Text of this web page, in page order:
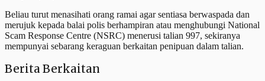
Beliau turut menasihati orang ramai agar sentiasa berwaspada dan
merujuk kepada balai polis berhampiran atau menghubungi National
Scam Response Centre (NSRC) menerusi talian 997, sekiranya
mempunyai sebarang keraguan berkaitan penipuan dalam talian.
Berita Berkaitan